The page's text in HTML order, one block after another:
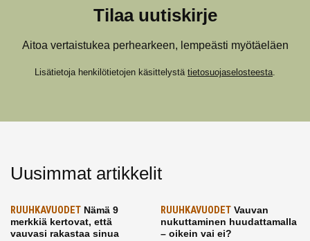
Tilaa uutiskirje
Aitoa vertaistukea perhearkeen, lempeästi myötäeläen
Lisätietoja henkilötietojen käsittelystä tietosuojaselosteesta.
Uusimmat artikkelit
RUUHKAVUODET Nämä 9
merkkiä kertovat, että
vauvasi rakastaa sinua
RUUHKAVUODETVauvan
nukuttaminen huudattamalla
– oikein vai ei?